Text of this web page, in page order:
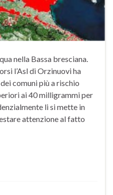
nella Bassa bresciana.
l’Asl di Orzinuovi ha
comuni più a rischio
ai 40 milligrammi per
li si mette in
attenzione al fatto